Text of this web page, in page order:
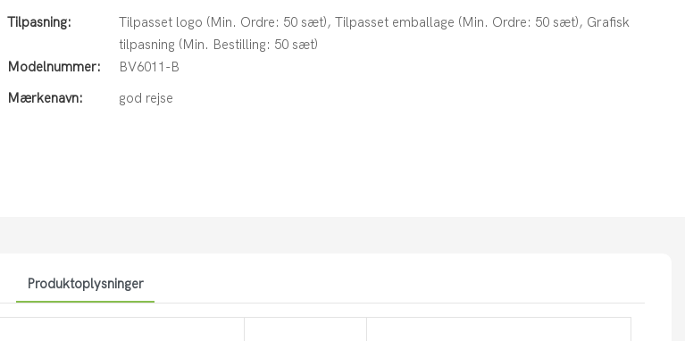
Tilpasning:
Tilpasset logo (Min. Ordre: 50 sæt), Tilpasset emballage (Min. Ordre: 50 sæt), Grafisk
tilpasning (Min. Bestilling: 50 sæt)
Modelnummer:
BV6011-B
Mærkenavn:
god rejse
Produktoplysninger